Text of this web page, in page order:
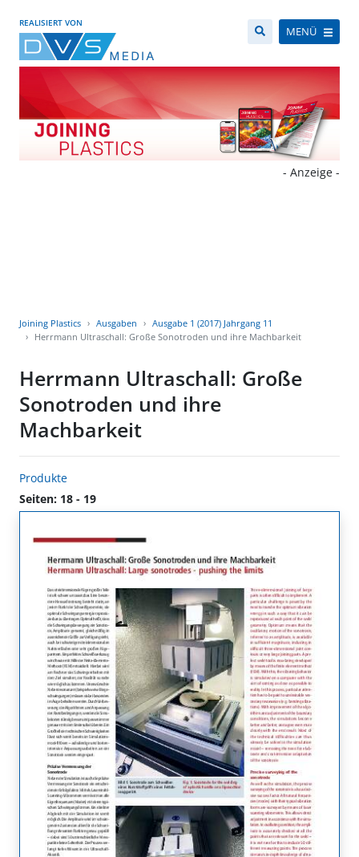
REALISIERT VON
MENÜ
- Anzeige -
Joining Plastics Ausgaben
Ausgabe 1 (2017) Jahrgang 11
Herrmann Ultraschall: Große Sonotroden und ihre Machbarkeit
Herrmann Ultraschall: Große
Sonotroden und ihre
Machbarkeit
Produkte
Seiten: 18 - 19